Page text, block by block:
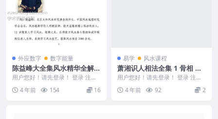
外应数字 数字能量
陈益峰大全集风水精华全解绝
学精解手机号码吉凶铁口神断
授徒
用户您好！请先登录！ 登录 注册
陈益峰大全集风水精华全解绝学精
解手机号码吉凶铁...
4 年前 154 16
易学 风水课程
萧湘识人相法全集 1 骨相 面
相之部
用户您好！请先登录！ 登录 注册
编号：D22732 萧湘识人相法全集
1 骨相...
4 年前 92 2